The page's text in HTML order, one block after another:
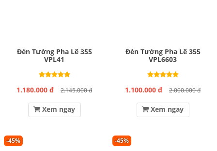
Đèn Tường Pha Lê 355
VPL41
1.180.000 đ 2.145.000 đ
Xem ngay
Đèn Tường Pha Lê 355
VPL6603
1.100.000 đ 2.000.000 đ
Xem ngay
-45% -45%